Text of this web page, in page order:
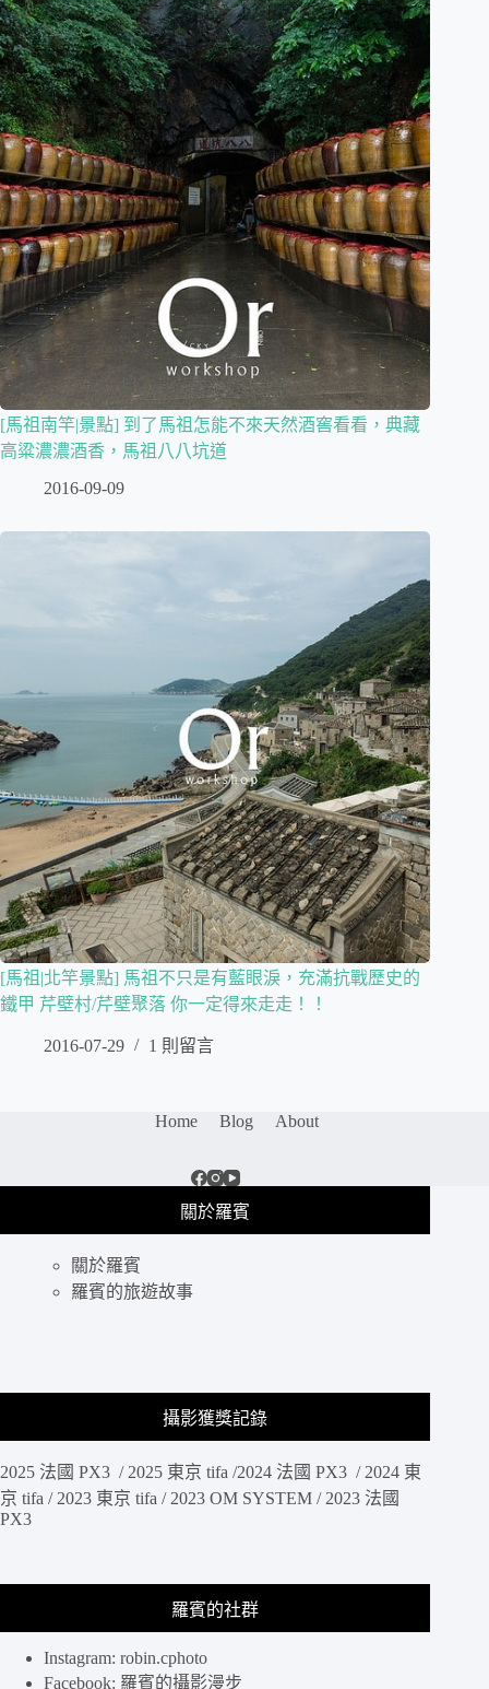
[馬祖南竿|景點] 到了馬祖怎能不來天然酒窖看看，典藏
高粱濃濃酒香，馬祖八八坑道
2016-09-09
[馬祖|北竿景點] 馬祖不只是有藍眼淚，充滿抗戰歷史的
鐵甲 芹壁村/芹壁聚落 你一定得來走走！！
2016-07-29 1 則留言
Home Blog About
關於羅賓
關於羅賓
羅賓的旅遊故事
攝影獲獎記錄
2025 法國 PX3 / 2025 東京 tifa /2024 法國 PX3 / 2024 東
京 tifa / 2023 東京 tifa / 2023 OM SYSTEM / 2023 法國
PX3
羅賓的社群
Instagram: robin.cphoto
Facebook: 羅賓的攝影漫步